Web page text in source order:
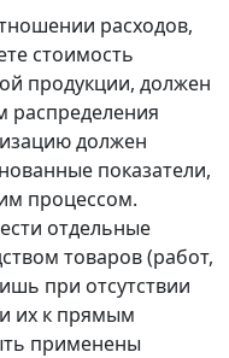
расходов,
стоимость
продукции, должен
должен
показатели,
процессом.
отдельные
товаров (работ,
при отсутствии
их к прямым
применены